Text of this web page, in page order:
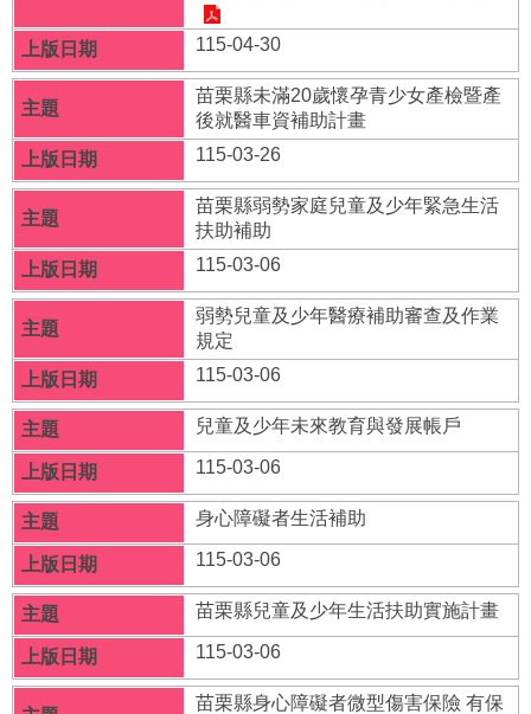
利
導
覽
網
站
連
結
性
別
平
等
專
區
身
心
障
礙
者
權
利
公
約
(CRPD)
專
區
115-04-30
苗栗縣未滿20歲懷孕青少女產檢暨產
後就醫車資補助計畫
115-03-26
苗栗縣弱勢家庭兒童及少年緊急生活
扶助補助
115-03-06
弱勢兒童及少年醫療補助審查及作業
規定
115-03-06
兒童及少年未來教育與發展帳戶
115-03-06
身心障礙者生活補助
115-03-06
苗栗縣兒童及少年生活扶助實施計畫
115-03-06
苗栗縣身心障礙者微型傷害保險 有保